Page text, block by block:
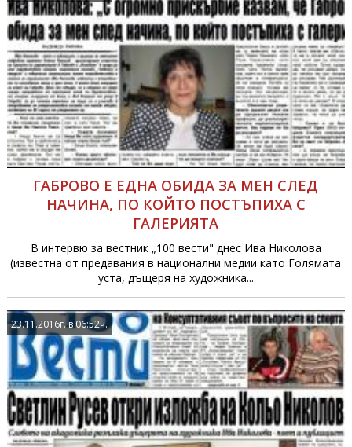
ГАБРОВО Е ЕДНА ОБИДА ЗА МЕН СЛЕД
НАЧИНА, ПО КОЙТО ПОСТЪПИХА С
ГАЛЕРИЯТА
В интервю за вестник „100 вести" днес Ива Николова
(известна от предавания в национални медии като Голямата
уста, дъщеря на художника...
23.11.2016г. в 06:52ч.